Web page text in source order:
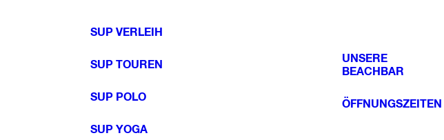
SUP VERLEIH
SUP TOUREN
SUP POLO
SUP YOGA
UNSERE
BEACHBAR
ÖFFNUNGSZEITEN